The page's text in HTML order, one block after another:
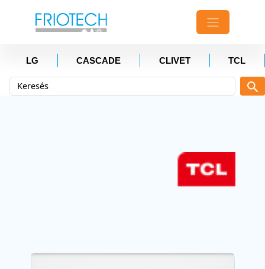
LG CASCADE CLIVET TCL